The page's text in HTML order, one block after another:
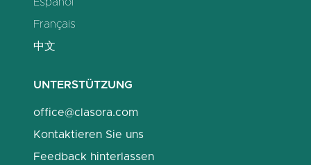
Français
中文
UNTERSTÜTZUNG
office@clasora.com
Kontaktieren Sie uns
Feedback hinterlassen